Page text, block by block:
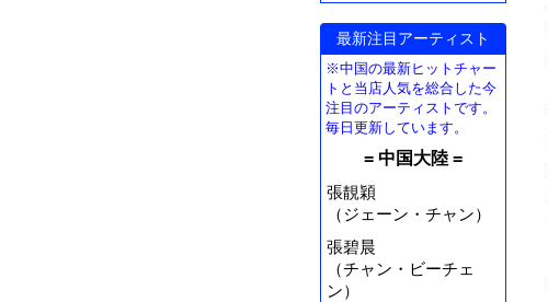
最新注目アーティスト
※中国の最新ヒットチャー
トと当店人気を総合した今
注目のアーティストです。
毎日更新しています。
= 中国大陸 =
張靚穎
（ジェーン・チャン）
張碧晨
（チャン・ビーチェ
ン）